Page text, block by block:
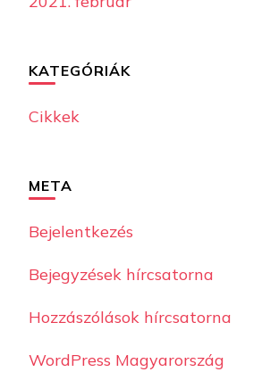
KATEGÓRIÁK
Cikkek
META
Bejelentkezés
Bejegyzések hírcsatorna
Hozzászólások hírcsatorna
WordPress Magyarország